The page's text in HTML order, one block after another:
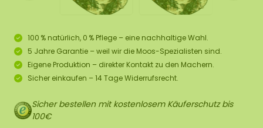
100 % natürlich, 0 % Pflege – eine nachhaltige Wahl.
5 Jahre Garantie – weil wir die Moos-Spezialisten sind.
Eigene Produktion – direkter Kontakt zu den Machern.
Sicher einkaufen – 14 Tage Widerrufsrecht.
Sicher bestellen mit kostenlosem Käuferschutz bis
100€